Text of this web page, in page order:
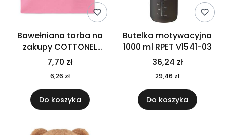
Bawełniana torba na
zakupy COTTONEL
COLOUR++ MO9846-11
7,70 zł
6,26 zł
Do koszyka
Butelka motywacyjna
1000 ml RPET V1541-03
36,24 zł
29,46 zł
Do koszyka